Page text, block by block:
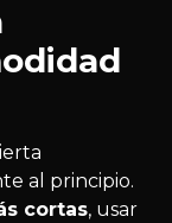
al principio.
cortas, usar